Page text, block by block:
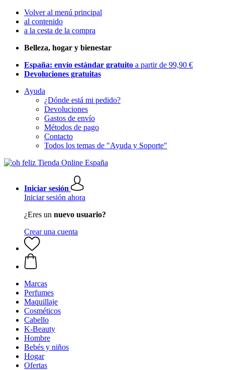
Volver al menú principal
al contenido
a la cesta de la compra
Belleza, hogar y bienestar
España: envío estándar gratuito a partir de 99,90 €
Devoluciones gratuitas
Ayuda
¿Dónde está mi pedido?
Devoluciones
Gastos de envío
Métodos de pago
Contacto
Todos los temas de "Ayuda y Soporte"
Iniciar sesión
Iniciar sesión ahora
¿Eres un nuevo usuario?
Crear una cuenta
Marcas
Perfumes
Maquillaje
Cosméticos
Cabello
K-Beauty
Hombre
Bebés y niños
Hogar
Ofertas